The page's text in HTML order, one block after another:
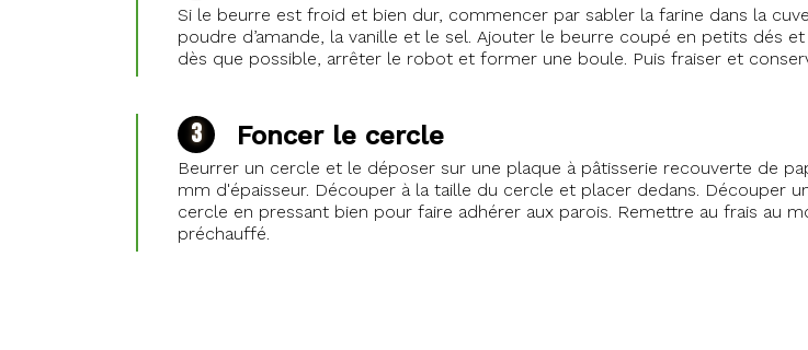
Si le beurre est froid et bien dur, commencer par sabler la farine dans la
poudre d’amande, la vanille et le sel. Ajouter le beurre coupé en petits dés
dès que possible, arrêter le robot et former une boule. Puis fraiser et
Foncer le cercle
Beurrer un cercle et le déposer sur une plaque à pâtisserie recouverte de
mm d'épaisseur. Découper à la taille du cercle et placer dedans. Découper
cercle en pressant bien pour faire adhérer aux parois. Remettre au frais au
préchauffé.